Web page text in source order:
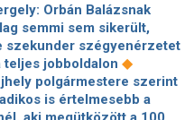
Orbán Balázsnak
semmi sem sikerült,
szekunder szégyenérzetet
teljes jobboldalon ◆
polgármestere szerint
is értelmesebb a